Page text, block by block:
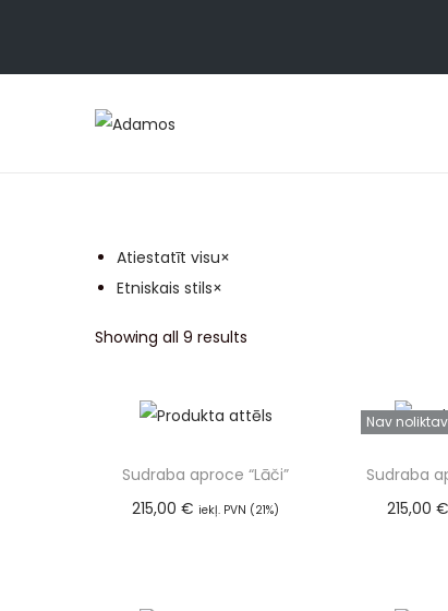
Atiestatīt visu×
Etniskais stils×
Showing all 9 results
Sudraba aproce “Lāči”
215,00€ iekļ. PVN (21%)
Nav
Sudraba
215,00€